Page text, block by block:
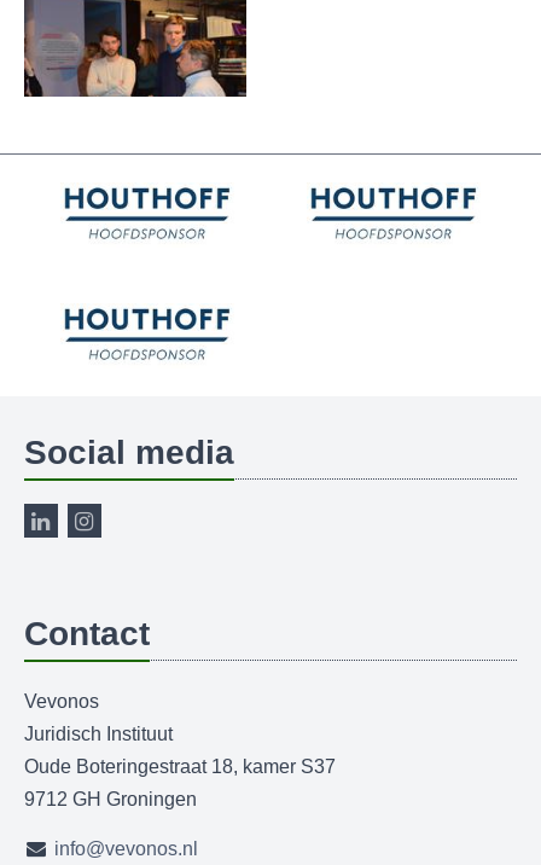
Social media
Contact
Vevonos
Juridisch Instituut
Oude Boteringestraat 18, kamer S37
9712 GH Groningen
info@vevonos.nl